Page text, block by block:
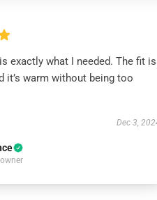
exactly what I needed. The fit is
it’s warm without being too
Dec 3,